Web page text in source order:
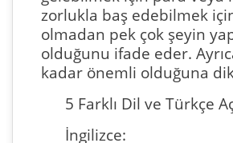
zorlukla baş edebilmek
olmadan pek çok şeyin
olduğunu ifade eder.
kadar önemli olduğuna
5 Farklı Dil ve Türkçe
İngilizce: